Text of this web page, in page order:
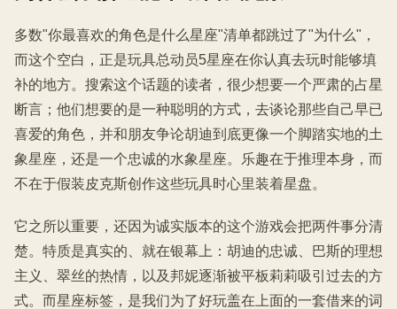
多数"你最喜欢的角色是什么星座"清单都跳过了"为什么"，
而这个空白，正是玩具总动员5星座在你认真去玩时能够填
补的地方。搜索这个话题的读者，很少想要一个严肃的占星
断言；他们想要的是一种聪明的方式，去谈论那些自己早已
喜爱的角色，并和朋友争论胡迪到底更像一个脚踏实地的土
象星座，还是一个忠诚的水象星座。乐趣在于推理本身，而
不在于假装皮克斯创作这些玩具时心里装着星盘。
它之所以重要，还因为诚实版本的这个游戏会把两件事分清
楚。特质是真实的、就在银幕上：胡迪的忠诚、巴斯的理想
主义、翠丝的热情，以及邦妮逐渐被平板莉莉吸引过去的方
式。而星座标签，是我们为了好玩盖在上面的一套借来的词